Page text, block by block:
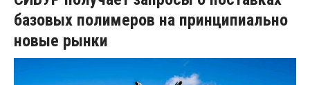
базовых полимеров на принципиально
новые рынки